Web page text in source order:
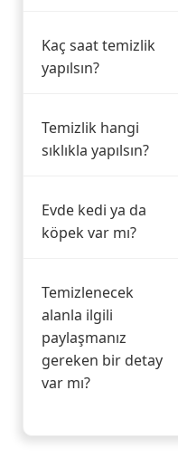
Kaç saat temizlik
yapılsın?
Temizlik hangi
sıklıkla yapılsın?
Evde kedi ya da
köpek var mı?
Temizlenecek
alanla ilgili
paylaşmanız
gereken bir detay
var mı?